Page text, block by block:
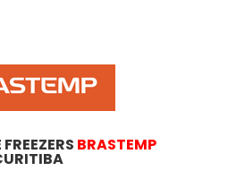
BRASTEMP